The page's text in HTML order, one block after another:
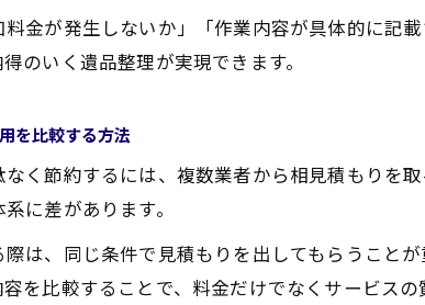
遺品整理を安
無駄な出費を避け
オプション費
コミコミ料金
金が発生しないか」「作業内容が具体的に記
のいく遺品整理が実現できます。
を比較する方法
く節約するには、複数業者から相見積もりを
に差があります。
は、同じ条件で見積もりを出してもらうこと
を比較することで、料金だけでなくサービスの